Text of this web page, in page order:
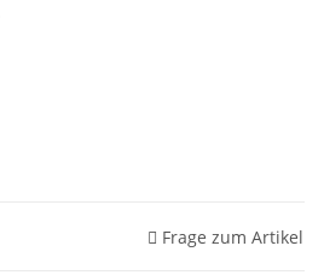
Frage zum Artikel